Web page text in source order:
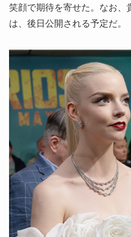
笑顔で期待を寄せた。なお、
は、後日公開される予定だ。